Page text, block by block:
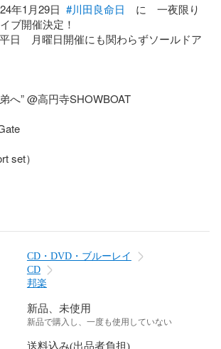
年1月29日 #川田良命日 に　一夜限り
ブ開催決定！
日　月曜日開催にも関わらずソールドア
へ” @高円寺SHOWBOAT
set）
CD・DVD・ブルーレイ
CD
邦楽
新品、未使用
新品で購入し、一度も使用していない
送料込み(出品者負担)